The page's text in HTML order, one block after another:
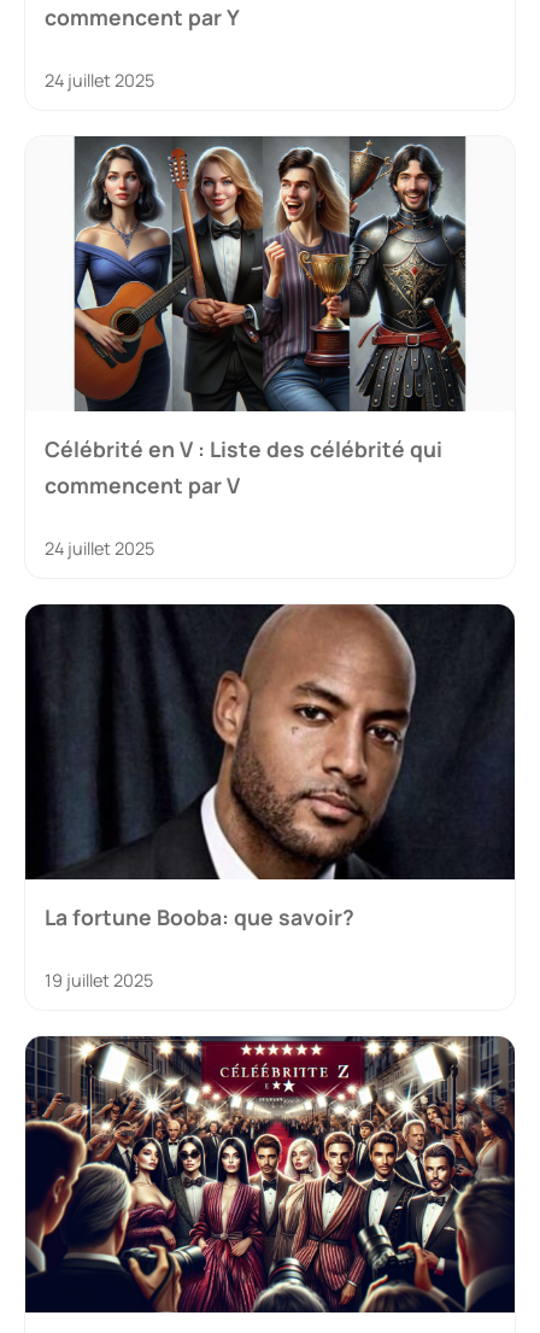
commencent par Y
24 juillet 2025
Célébrité en V : Liste des célébrité qui
commencent par V
24 juillet 2025
La fortune Booba: que savoir?
19 juillet 2025